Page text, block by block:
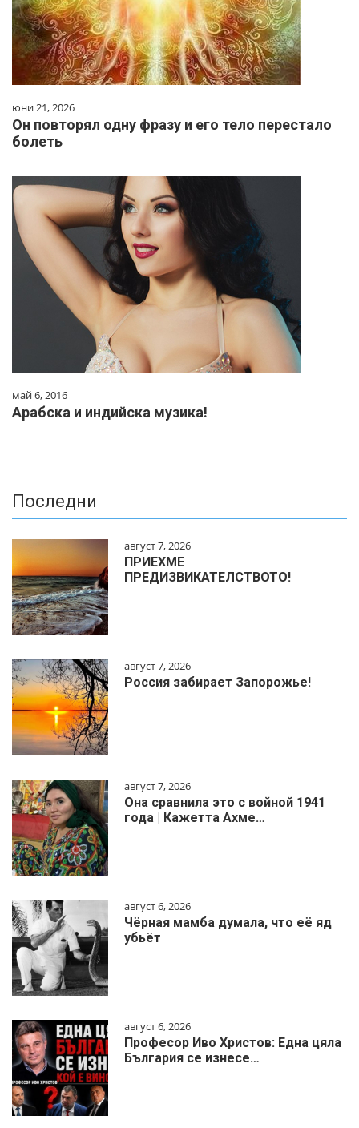
юни 21, 2026
Он повторял одну фразу и его тело перестало
болеть
май 6, 2016
Арабска и индийска музика!
Последни
август 7, 2026
ПРИЕХМЕ
ПРЕДИЗВИКАТЕЛСТВОТО!
август 7, 2026
Россия забирает Запорожье!
август 7, 2026
Она сравнила это с войной 1941
года | Кажетта Ахме…
август 6, 2026
Чёрная мамба думала, что её яд
убьёт
август 6, 2026
Професор Иво Христов: Една цяла
България се изнесе…